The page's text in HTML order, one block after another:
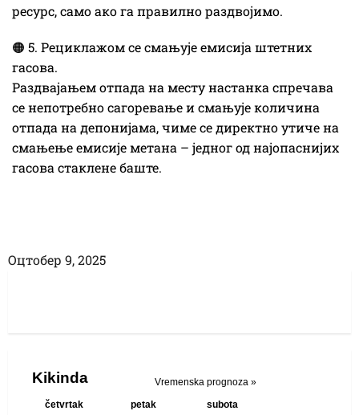
ресурс, само ако га правилно раздвојимо.
🟠 5. Рециклажом се смањује емисија штетних
гасова.
Раздвајањем отпада на месту настанка спречава
се непотребно сагоревање и смањује количина
отпада на депонијама, чиме се директно утиче на
смањење емисије метана – једног од најопаснијих
гасова стаклене баште.
Оцтобер 9, 2025